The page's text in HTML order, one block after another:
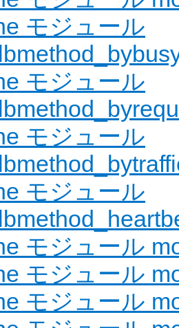
モジュール
モジュール
モジュール
モジュール
モジュール
モジュール
モジュール